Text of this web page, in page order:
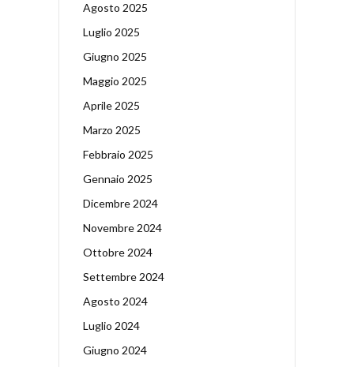
Agosto 2025
Luglio 2025
Giugno 2025
Maggio 2025
Aprile 2025
Marzo 2025
Febbraio 2025
Gennaio 2025
Dicembre 2024
Novembre 2024
Ottobre 2024
Settembre 2024
Agosto 2024
Luglio 2024
Giugno 2024